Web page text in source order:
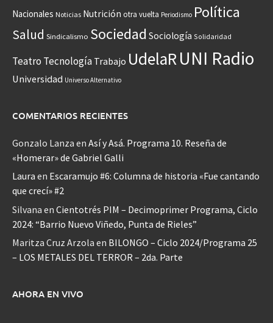
Nacionales Noticias Nutrición otra vuelta Periodismo Política
Salud Sindicalismo Sociedad Sociología Solidaridad
Teatro Tecnología Trabajo UdelaR UNI Radio
Universidad Universo Alternativo
COMENTARIOS RECIENTES
Gonzalo Lanza en Así y Asá. Programa 10. Reseña de
«Homerar» de Gabriel Galli
Laura en Escaramujo #6: Columna de historia «Fue cantando
que crecí» #2
Silvana en Cientotrés PIM – Decimoprimer Programa, Ciclo
2024: “Barrio Nuevo Viñedo, Punta de Rieles”
Maritza Cruz Arzola en BILONGO – Ciclo 2024/Programa 25
– LOS METALES DEL TERROR – 2da. Parte
AHORA EN VIVO